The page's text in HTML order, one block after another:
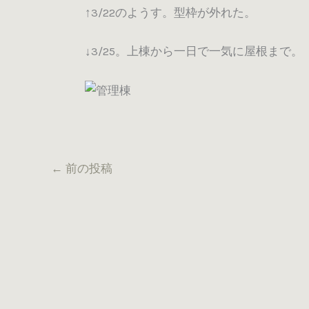
↑3/22のようす。型枠が外れた。
↓3/25。上棟から一日で一気に屋根まで。
← 前の投稿